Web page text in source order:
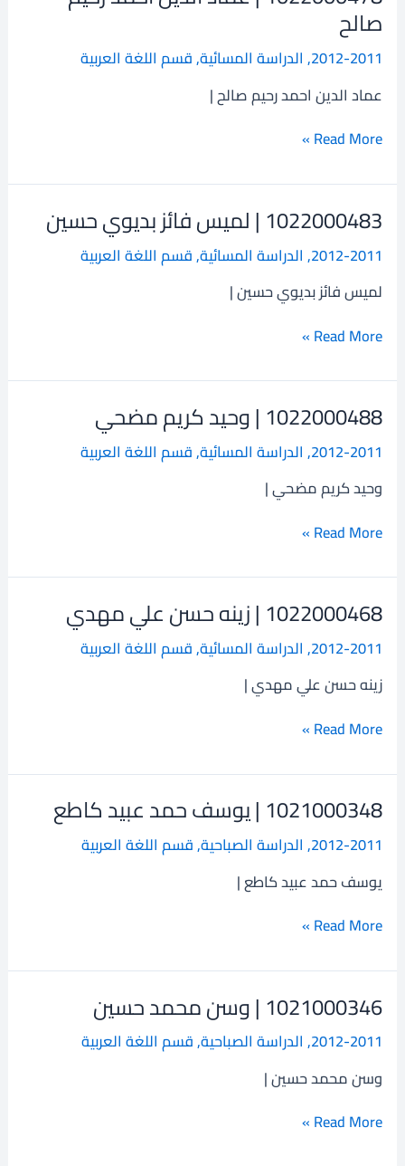
صالح
2012-2011
, الدراسة المسائية,قسم اللغة العربية
عماد الدين احمد رحيم صالح |
|
عماد
الدين
رحيم
Read More »
1022000483 | لميس فائز بديوي حسين
2012-2011
, الدراسة المسائية,قسم اللغة العربية
لميس فائز بديوي حسين |
1022000483
لميس
فائز
بديوي
حسين
Read More »
1022000488 | وحيد كريم مضحي
2012-2011
, الدراسة المسائية,قسم اللغة العربية
وحيد كريم مضحي |
1022000488
وحيد
كريم
مضحي
Read More »
1022000468 | زينه حسن علي مهدي
2012-2011
, الدراسة المسائية,قسم اللغة العربية
زينه حسن علي مهدي |
1022000468
زينه
حسن
علي
مهدي
Read More »
1021000348 | يوسف حمد عبيد كاطع
2012-2011
, الدراسة الصباحية,قسم اللغة العربية
يوسف حمد عبيد كاطع |
1021000348
يوسف
حمد
عبيد
كاطع
Read More »
1021000346 | وسن محمد حسين
2012-2011
, الدراسة الصباحية,قسم اللغة العربية
وسن محمد حسين |
1021000346
وسن
محمد
حسين
Read More »